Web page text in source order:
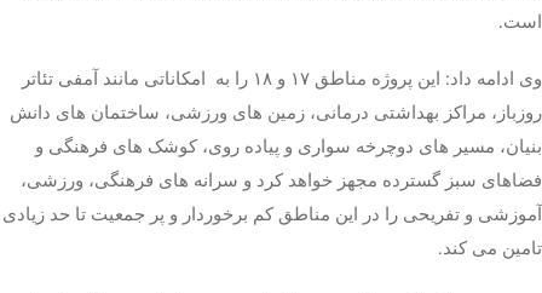
است.
وی ادامه داد: این پروژه مناطق ۱۷ و ۱۸ را به امکاناتی مانند آمفی تئاتر
روزباز، مراکز بهداشتی درمانی، زمین های ورزشی، ساختمان های دانش
بنیان، مسیر های دوچرخه سواری و پیاده روی، کوشک های فرهنگی و
فضاهای سبز گسترده مجهز خواهد کرد و سرانه های فرهنگی، ورزشی،
آموزشی و تفریحی را در این مناطق کم برخوردار و پر جمعیت تا حد زیادی
تامین می کند.